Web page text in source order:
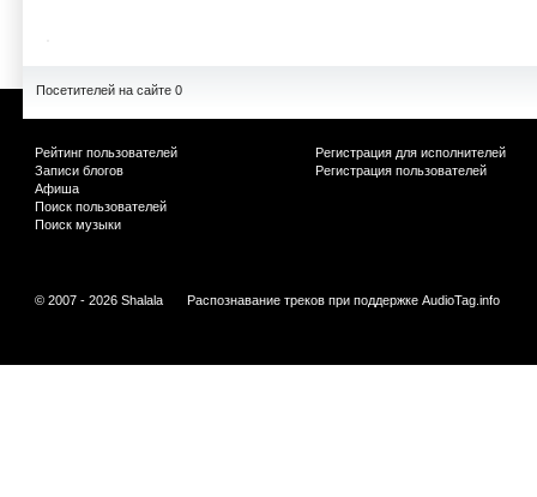
Посетителей на сайте 0
Рейтинг пользователей
Записи блогов
Афиша
Поиск пользователей
Поиск музыки
Регистрация для исполнителей
Регистрация пользователей
© 2007 - 2026 Shalala Распознавание треков при поддержке AudioTag.info